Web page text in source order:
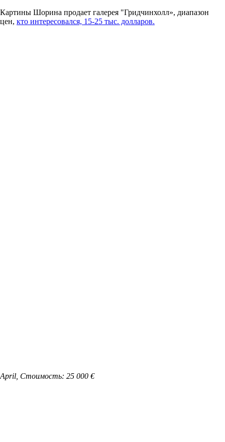
Картины Шорина продает галерея "Гридчинхолл», диапазон
цен, кто интересовался, 15-25 тыс. долларов.
April, Стоимость: 25 000 €